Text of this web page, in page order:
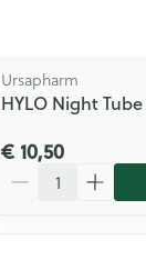
Ursapharm
HYLO Night Tube
€ 10,50